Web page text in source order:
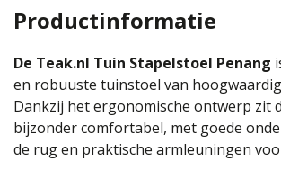
Productinformatie
De Teak.nl Tuin Stapelstoel Penang
en robuuste tuinstoel van
Dankzij het ergonomische ontwerp zit
bijzonder comfortabel, met goede
de rug en praktische armleuningen